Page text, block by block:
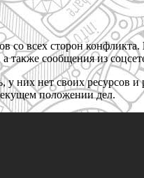
со всех сторон конфликта.
также сообщения из
у них нет своих ресурсов
положении дел.